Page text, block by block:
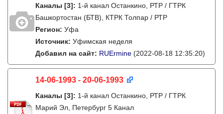
Каналы [3]: 1-й канал Останкино, РТР / ГТРК
Башкортостан (БТВ), КТРК Толпар / РТР
Регион: Уфа
Источник: Уфимская неделя
Добавил на сайт: RUErmine (2022-08-18 12:35:20)
14-06-1993 - 20-06-1993
Каналы [3]: 1-й канал Останкино, РТР / ГТРК
Марий Эл, Петербург 5 Канал